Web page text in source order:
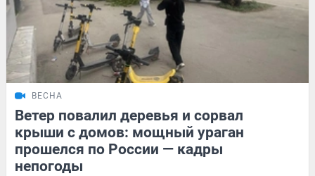
ВЕСНА
Ветер повалил деревья и сорвал
крыши с домов: мощный ураган
прошелся по России — кадры
непогоды